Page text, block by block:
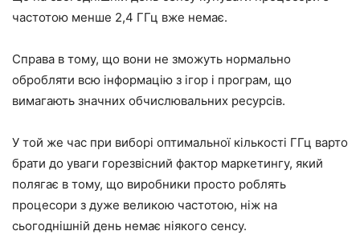
частотою менше 2,4 ГГц вже немає.
Справа в тому, що вони не зможуть нормально
обробляти всю інформацію з ігор і програм, що
вимагають значних обчислювальних ресурсів.
У той же час при виборі оптимальної кількості ГГц варто
брати до уваги горезвісний фактор маркетингу, який
полягає в тому, що виробники просто роблять
процесори з дуже великою частотою, ніж на
сьогоднішній день немає ніякого сенсу.